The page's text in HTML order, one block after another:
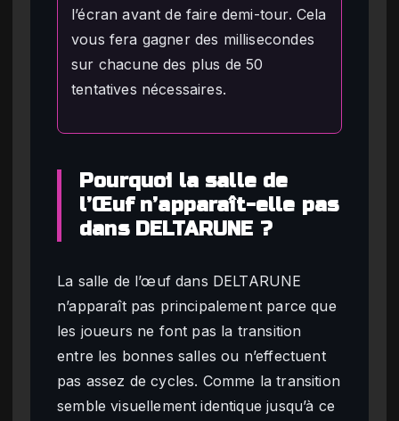
l’écran avant de faire demi-tour. Cela
vous fera gagner des millisecondes
sur chacune des plus de 50
tentatives nécessaires.
Pourquoi la salle de
l’Œuf n’apparaît-elle pas
dans DELTARUNE ?
La salle de l’œuf dans DELTARUNE
n’apparaît pas principalement parce que
les joueurs ne font pas la transition
entre les bonnes salles ou n’effectuent
pas assez de cycles. Comme la transition
semble visuellement identique jusqu’à ce